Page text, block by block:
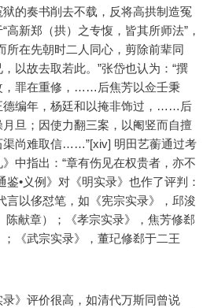
的奏书削去不载，反将高拱制造冤
高新郑（拱）之专愎，皆其所师法”，
所在先朝时二人同心，剪除前辈同
以故去取若此。”张岱也认为：“撰
，罪在重修，……后焦芳以佥壬秉
德编年，杨廷和以掩非饰过，……后
旦；因使力翻三案，以阉竖而自擅
渠尚难取信……”[xiv] 明田艺蘅通过考
中指出：“章有伤见在权贵者，亦不
鉴•义例》对《明实录》也作了评判：
言以侈怼笔，如《宪宗实录》，邱浚
陈献章）；《孝宗实录》，焦芳修郄
《武宗实录》，董玘修郄于二王
》评价很高，如清代万斯同曾说